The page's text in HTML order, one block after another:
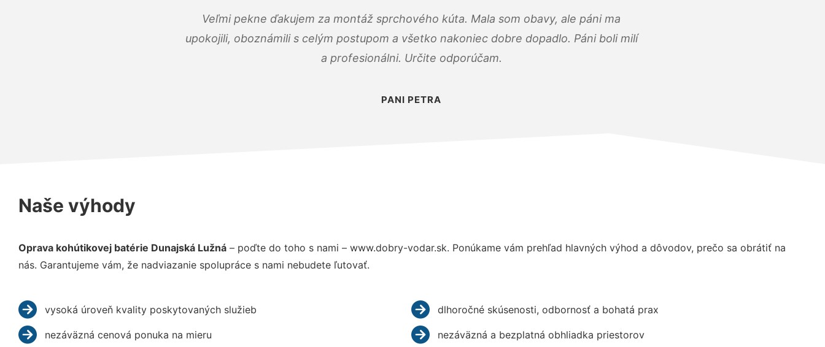
Veľmi pekne ďakujem za montáž sprchového kúta. Mala som obavy, ale páni ma
upokojili, oboznámili s celým postupom a všetko nakoniec dobre dopadlo. Páni boli milí
a profesionálni. Určite odporúčam.
PANI PETRA
Naše výhody
Oprava kohútikovej batérie Dunajská Lužná – poďte do toho s nami – www.dobry-vodar.sk. Ponúkame vám prehľad hlavných výhod a dôvodov, prečo sa obrátiť na
nás. Garantujeme vám, že nadviazanie spolupráce s nami nebudete ľutovať.
vysoká úroveň kvality poskytovaných služieb
nezáväzná cenová ponuka na mieru
dlhoročné skúsenosti, odbornosť a bohatá prax
nezáväzná a bezplatná obhliadka priestorov